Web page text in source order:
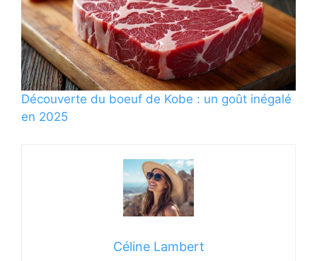
Découverte du boeuf de Kobe : un goût inégalé
en 2025
Céline Lambert